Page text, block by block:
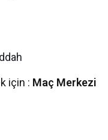
için : Maç Merkezi